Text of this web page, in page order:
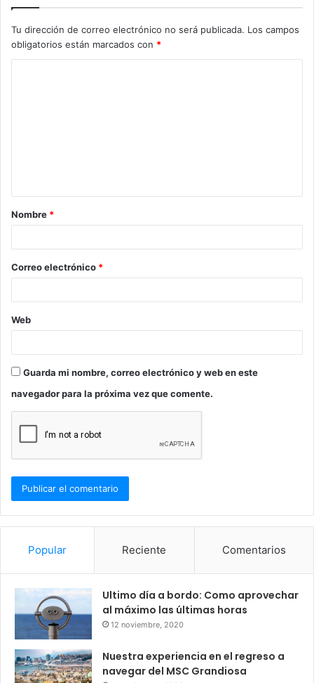
Tu dirección de correo electrónico no será publicada. Los campos
obligatorios están marcados con *
a
r
*
Nombre *
Correo electrónico *
Web
Guarda mi nombre, correo electrónico y web en este
navegador para la próxima vez que comente.
Popular Reciente Comentarios
Ultimo día a bordo: Como aprovechar
al máximo las últimas horas
12 noviembre, 2020
Nuestra experiencia en el regreso a
navegar del MSC Grandiosa